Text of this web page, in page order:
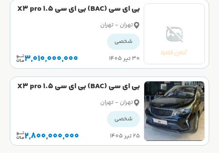
بی ای سی (BAC) بی ای سی X3 pro 1.5
لیتر سال 1404
تهران - تهران
شخصی
۳۰ تیر ۱۴۰۵
3,010,000,000
بی ای سی (BAC) بی ای سی X3 pro 1.5
لیتر سال 1404
تهران - تهران
شخصی
۲۵ تیر ۱۴۰۵
2,800,000,000